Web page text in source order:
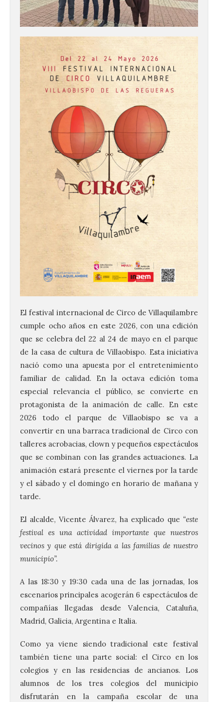
El festival internacional de Circo de Villaquilambre
cumple ocho años en este 2026, con una edición
que se celebra del 22 al 24 de mayo en el parque
de la casa de cultura de Villaobispo. Esta iniciativa
nació como una apuesta por el entretenimiento
familiar de calidad. En la octava edición toma
especial relevancia el público, se convierte en
protagonista de la animación de calle. En este
2026 todo el parque de Villaobispo se va a
convertir en una barraca tradicional de Circo con
talleres acrobacias, clown y pequeños espectáculos
que se combinan con las grandes actuaciones. La
animación estará presente el viernes por la tarde
y el sábado y el domingo en horario de mañana y
tarde.
El alcalde, Vicente Álvarez, ha explicado que “este
festival es una actividad importante que nuestros
vecinos y que está dirigida a las familias de nuestro
municipio”.
A las 18:30 y 19:30 cada una de las jornadas, los
escenarios principales acogerán 6 espectáculos de
compañías llegadas desde Valencia, Cataluña,
Madrid, Galicia, Argentina e Italia.
Como ya viene siendo tradicional este festival
también tiene una parte social: el Circo en los
colegios y en las residencias de ancianos. Los
alumnos de los tres colegios del municipio
disfrutarán en la campaña escolar de una